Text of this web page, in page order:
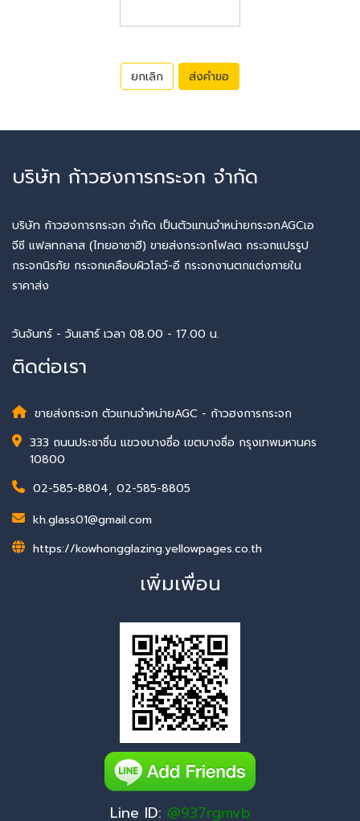
ยกเลิก ส่งคำขอ
บริษัท ก้าวฮงการกระจก จำกัด
บริษัท ก้าวฮงการกระจก จำกัด เป็นตัวแทนจำหน่ายกระจกAGCเอ
จีซี แฟลทกลาส (ไทยอาซาฮี) ขายส่งกระจกโฟลต กระจกแปรรูป
กระจกนิรภัย กระจกเคลือบผิวโลว์-อี กระจกงานตกแต่งภายใน
ราคาส่ง
วันจันทร์ - วันเสาร์ เวลา 08.00 - 17.00 น.
ติดต่อเรา
ขายส่งกระจก ตัวแทนจำหน่ายAGC - ก้าวฮงการกระจก
333 ถนนประชาชื่น แขวงบางซื่อ เขตบางซื่อ กรุงเทพมหานคร
10800
02-585-8804, 02-585-8805
kh.glass01@gmail.com
https://kowhongglazing.yellowpages.co.th
เพิ่มเพื่อน
Line ID: @937rgmvb